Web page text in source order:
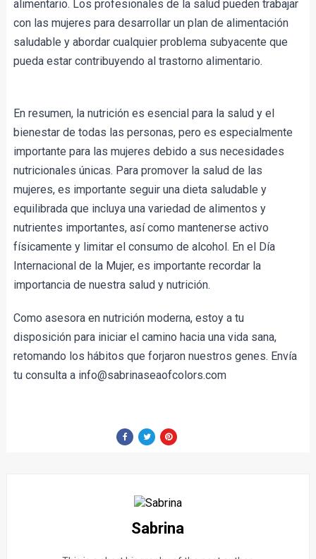
alimentario. Los profesionales de la salud pueden trabajar
con las mujeres para desarrollar un plan de alimentación
saludable y abordar cualquier problema subyacente que
pueda estar contribuyendo al trastorno alimentario.
En resumen, la nutrición es esencial para la salud y el
bienestar de todas las personas, pero es especialmente
importante para las mujeres debido a sus necesidades
nutricionales únicas. Para promover la salud de las
mujeres, es importante seguir una dieta saludable y
equilibrada que incluya una variedad de alimentos y
nutrientes importantes, así como mantenerse activo
físicamente y limitar el consumo de alcohol. En el Día
Internacional de la Mujer, es importante recordar la
importancia de nuestra salud y nutrición.
Como asesora en nutrición moderna, estoy a tu
disposición para iniciar el camino hacia una vida sana,
retomando los hábitos que forjaron nuestros genes. Envía
tu consulta a info@sabrinaseaofcolors.com
Sabrina